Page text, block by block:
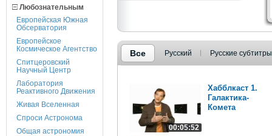
Любознательным
Европейская Южная
Обсерватория
Европейское
Космическое Агентство
Спитцеровский
Научный Центр
Лаборатория
Реактивного Движения
Живая Вселенная
Спроси Астронома
Общая астрономия
Все Русский Русские субтитры
00:05:52
Хабблкаст 1.
Галактика-
Комета